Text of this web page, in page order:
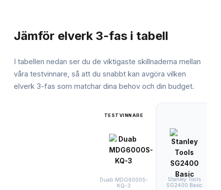
Jämför elverk 3-fas i tabell
I tabellen nedan ser du de viktigaste skillnaderna mellan
våra testvinnare, så att du snabbt kan avgöra vilken
elverk 3-fas som matchar dina behov och din budget.
TESTVINNARE
Duab MDG6000S-
KQ-3
Stanley Tools
SG2400 Basic